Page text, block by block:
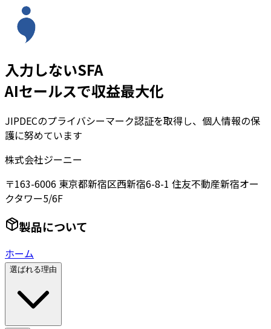
入力しないSFA
AIセールスで収益最大化
JIPDECのプライバシーマーク認証を取得し、個人情報の保
護に努めています
株式会社ジーニー
〒163-6006 東京都新宿区西新宿6-8-1 住友不動産新宿オー
クタワー5/6F
製品について
ホーム
選ばれる理由